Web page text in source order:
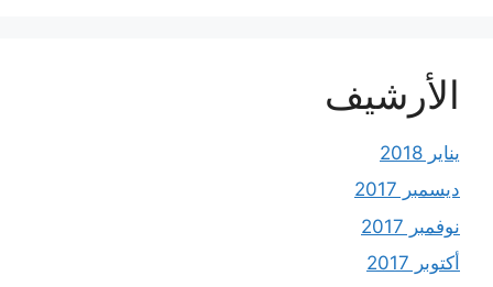
الأرشيف
يناير 2018
ديسمبر 2017
نوفمبر 2017
أكتوبر 2017